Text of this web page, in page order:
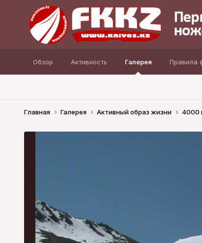
Обзор Активность Галерея Правила
Главная Галерея Активный образ жизни 4000